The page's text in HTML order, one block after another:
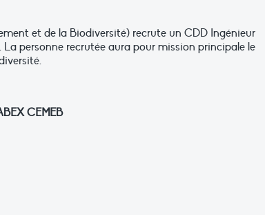
et de la Biodiversité) recrute un CDD Ingénieur
personne recrutée aura pour mission principale le
CEMEB